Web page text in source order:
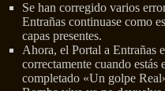
Se han corregido varios
Entrañas continuase como
capas presentes.
Ahora, el Portal a Entrañas
correctamente cuando
completado «Un golpe